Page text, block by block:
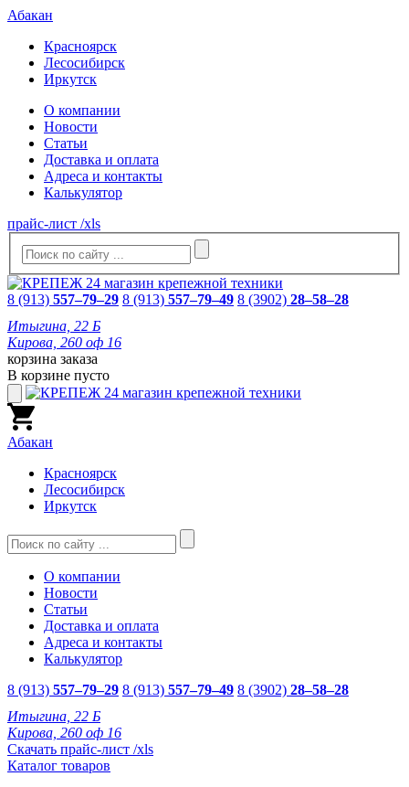
Абакан
Красноярск
Лесосибирск
Иркутск
О компании
Новости
Статьи
Доставка и оплата
Адреса и контакты
Калькулятор
прайс-лист /xls
8 (913) 557–79–29 8 (913) 557–79–49 8 (3902) 28–58–28
Итыгина, 22 Б
Кирова, 260 оф 16
корзина заказа
В корзине пусто
Абакан
Красноярск
Лесосибирск
Иркутск
О компании
Новости
Статьи
Доставка и оплата
Адреса и контакты
Калькулятор
8 (913) 557–79–29 8 (913) 557–79–49 8 (3902) 28–58–28
Итыгина, 22 Б
Кирова, 260 оф 16
Скачать прайс-лист /xls
Каталог товаров